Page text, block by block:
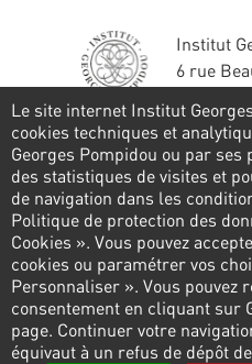
Institut
6 rue
Tél. : 01
Stay in touch
CONTACT FORM
Follow us
Pied
Le site internet Institut
cookies techniques et
Georges Pompidou ou par
des statistiques de visites et
de navigation dans les
Politique de protection des
Cookies ». Vous pouvez
cookies ou paramétrer vos
Personnaliser ». Vous pouvez
consentement en cliquant sur
page. Continuer votre
équivaut à un refus de dépôt